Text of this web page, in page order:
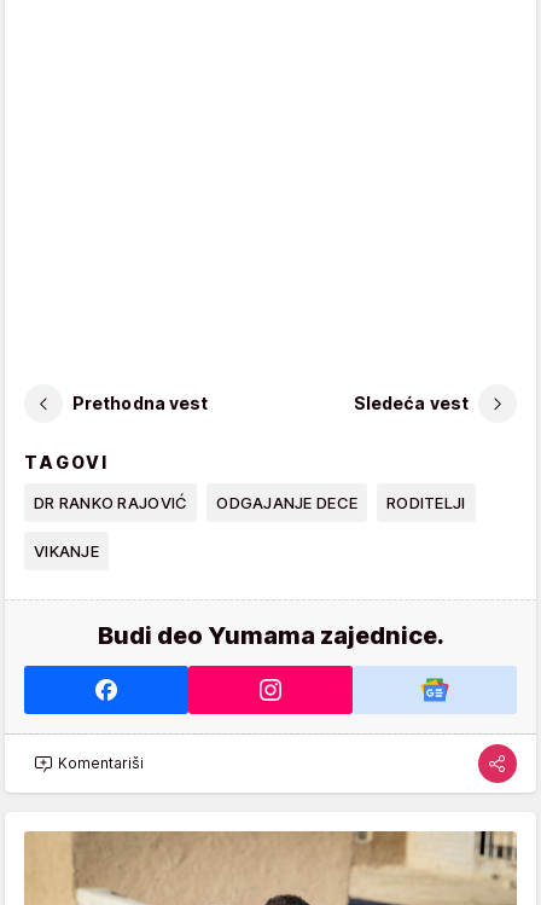
Prethodna vest Sledeća vest
TAGOVI
DR RANKO RAJOVIĆ ODGAJANJE DECE RODITELJI
VIKANJE
Budi deo Yumama zajednice.
Komentariši